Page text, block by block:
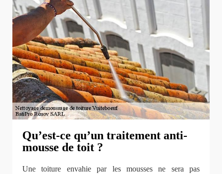
Qu’est-ce qu’un traitement anti-
mousse de toit ?
Une toiture envahie par les mousses ne sera pas